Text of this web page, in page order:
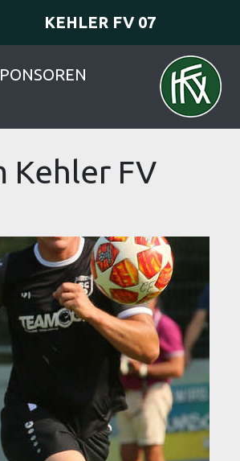
KEHLER FV 07
FV